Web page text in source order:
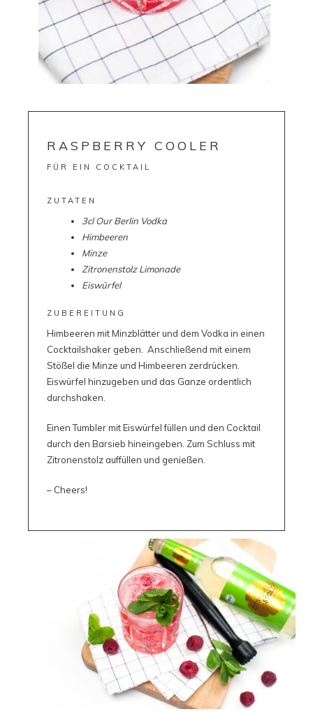
RASPBERRY COOLER
FÜR EIN COCKTAIL
ZUTATEN
3cl Our Berlin Vodka
Himbeeren
Minze
Zitronenstolz Limonade
Eiswürfel
ZUBEREITUNG
Himbeeren mit Minzblätter und dem Vodka in einen
Cocktailshaker geben. Anschließend mit einem
Stößel die Minze und Himbeeren zerdrücken.
Eiswürfel hinzugeben und das Ganze ordentlich
durchshaken.
Einen Tumbler mit Eiswürfel füllen und den Cocktail
durch den Barsieb hineingeben. Zum Schluss mit
Zitronenstolz auffüllen und genießen.
– Cheers!